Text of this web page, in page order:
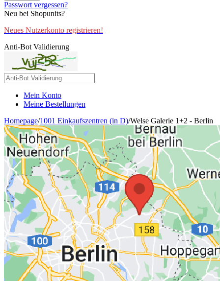
Passwort vergessen?
Neu bei Shopunits?
Neues Nutzerkonto registrieren!
Anti-Bot Validierung
Mein Konto
Meine Bestellungen
Homepage/1001 Einkaufszentren (in D)/Welse Galerie 1+2 - Berlin